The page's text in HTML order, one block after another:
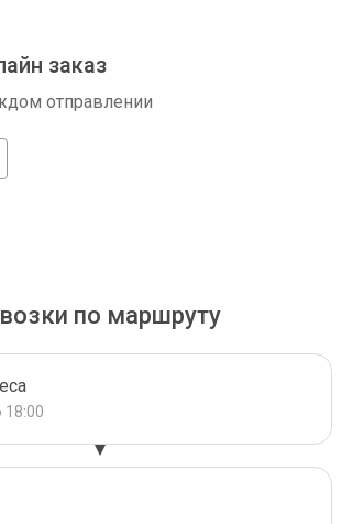
заказ
отправлении
по маршруту
18:00